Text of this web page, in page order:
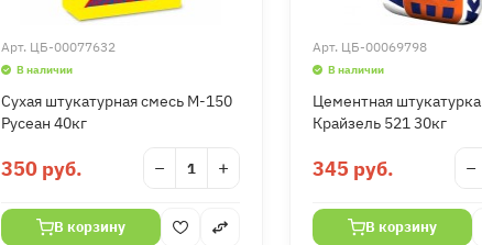
Арт. ЦБ-00077632
В наличии
Сухая штукатурная смесь М-150
Русеан 40кг
350 руб. − +
В корзину
Арт. ЦБ-00069798
В наличии
Цементная штукатурка
Крайзель 521 30кг
345 руб. −
В корзину